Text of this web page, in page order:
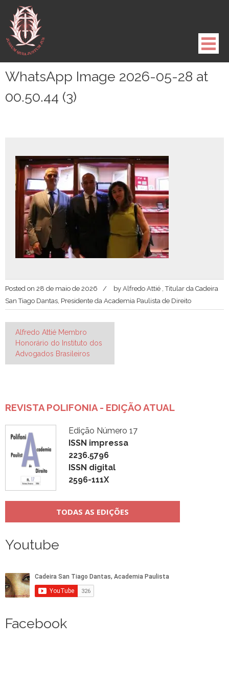
para
conteúdo
WhatsApp Image 2026-05-28 at
00.50.44 (3)
Posted on 28 de maio de 2026 by Alfredo Attié , Titular da Cadeira
San Tiago Dantas, Presidente da Academia Paulista de Direito
Navegação
de
Post
Alfredo Attié Membro
Honorário do Instituto dos
Advogados Brasileiros
REVISTA POLIFONIA - EDIÇÃO ATUAL
Edição Número 17
ISSN impressa
2236.5796
ISSN digital
2596-111X
TODAS AS EDIÇÕES
Youtube
Facebook